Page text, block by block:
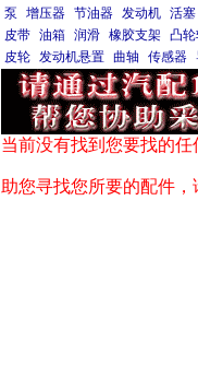
泵
增压器 节油器 发动机 活塞
皮带 油箱 润滑 橡胶支架 凸轮
皮轮 发动机悬置 曲轴 传感器
当前没有找到您要找的
助您寻找您所要的配件，